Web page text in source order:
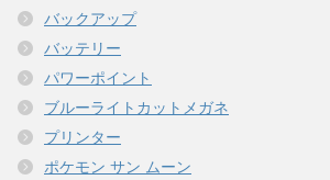
バックアップ
バッテリー
パワーポイント
ブルーライトカットメガネ
プリンター
ポケモン サン ムーン